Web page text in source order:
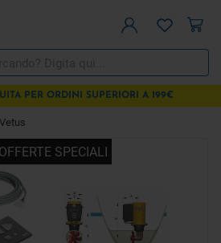
PER ORDINI SUPERIORI A 199€
OFFERTE SPECIALI